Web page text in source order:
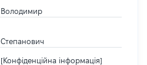
Володимир
Степанович
[Конфіденційна інформація]